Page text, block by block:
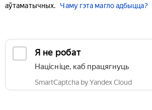
аўтаматычных.
Чаму гэта магло адбыцца?
Я не робат
Націсніце, каб працягнуць
SmartCaptcha by Yandex Cloud